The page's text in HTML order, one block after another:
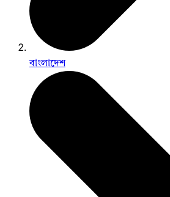
বাংলাদেশ